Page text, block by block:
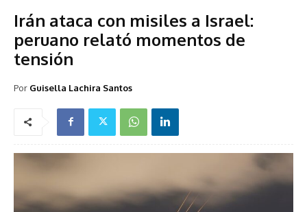
Irán ataca con misiles a Israel:
peruano relató momentos de
tensión
Por Guisella Lachira Santos